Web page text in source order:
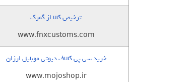
ترخیص کالا از گمرک
www.fnxcustoms.com
خرید سی پی کالاف دیوتی موبایل ارزان
www.mojoshop.ir